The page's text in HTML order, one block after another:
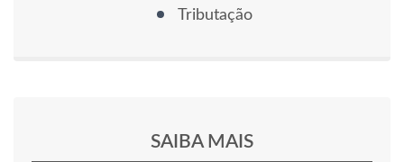
Tributação
SAIBA MAIS